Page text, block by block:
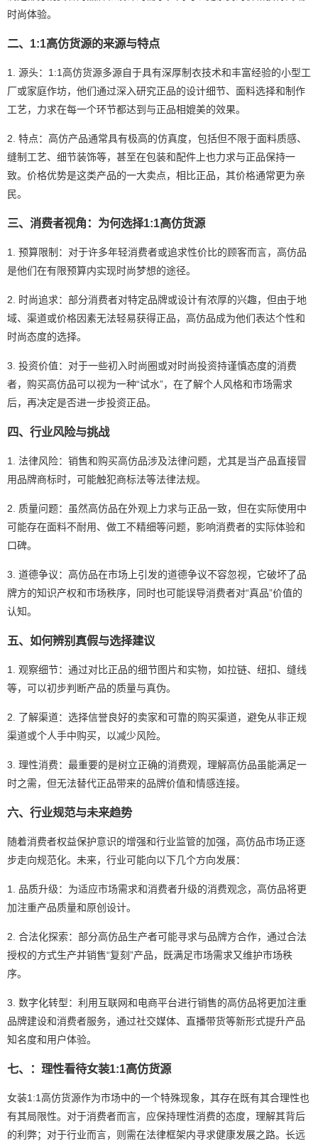
时尚体验。
二、1:1高仿货源的来源与特点
1. 源头：1:1高仿货源多源自于具有深厚制衣技术和丰富经验的小型工
厂或家庭作坊，他们通过深入研究正品的设计细节、面料选择和制作
工艺，力求在每一个环节都达到与正品相媲美的效果。
2. 特点：高仿产品通常具有极高的仿真度，包括但不限于面料质感、
缝制工艺、细节装饰等，甚至在包装和配件上也力求与正品保持一
致。价格优势是这类产品的一大卖点，相比正品，其价格通常更为亲
民。
三、消费者视角：为何选择1:1高仿货源
1. 预算限制：对于许多年轻消费者或追求性价比的顾客而言，高仿品
是他们在有限预算内实现时尚梦想的途径。
2. 时尚追求：部分消费者对特定品牌或设计有浓厚的兴趣，但由于地
域、渠道或价格因素无法轻易获得正品，高仿品成为他们表达个性和
时尚态度的选择。
3. 投资价值：对于一些初入时尚圈或对时尚投资持谨慎态度的消费
者，购买高仿品可以视为一种“试水”，在了解个人风格和市场需求
后，再决定是否进一步投资正品。
四、行业风险与挑战
1. 法律风险：销售和购买高仿品涉及法律问题，尤其是当产品直接冒
用品牌商标时，可能触犯商标法等法律法规。
2. 质量问题：虽然高仿品在外观上力求与正品一致，但在实际使用中
可能存在面料不耐用、做工不精细等问题，影响消费者的实际体验和
口碑。
3. 道德争议：高仿品在市场上引发的道德争议不容忽视，它破坏了品
牌方的知识产权和市场秩序，同时也可能误导消费者对“真品”价值的
认知。
五、如何辨别真假与选择建议
1. 观察细节：通过对比正品的细节图片和实物，如拉链、纽扣、缝线
等，可以初步判断产品的质量与真伪。
2. 了解渠道：选择信誉良好的卖家和可靠的购买渠道，避免从非正规
渠道或个人手中购买，以减少风险。
3. 理性消费：最重要的是树立正确的消费观，理解高仿品虽能满足一
时之需，但无法替代正品带来的品牌价值和情感连接。
六、行业规范与未来趋势
随着消费者权益保护意识的增强和行业监管的加强，高仿品市场正逐
步走向规范化。未来，行业可能向以下几个方向发展：
1. 品质升级：为适应市场需求和消费者升级的消费观念，高仿品将更
加注重产品质量和原创设计。
2. 合法化探索：部分高仿品生产者可能寻求与品牌方合作，通过合法
授权的方式生产并销售“复刻”产品，既满足市场需求又维护市场秩
序。
3. 数字化转型：利用互联网和电商平台进行销售的高仿品将更加注重
品牌建设和消费者服务，通过社交媒体、直播带货等新形式提升产品
知名度和用户体验。
七、：理性看待女装1:1高仿货源
女装1:1高仿货源作为市场中的一个特殊现象，其存在既有其合理性也
有其局限性。对于消费者而言，应保持理性消费的态度，理解其背后
的利弊；对于行业而言，则需在法律框架内寻求健康发展之路。长远